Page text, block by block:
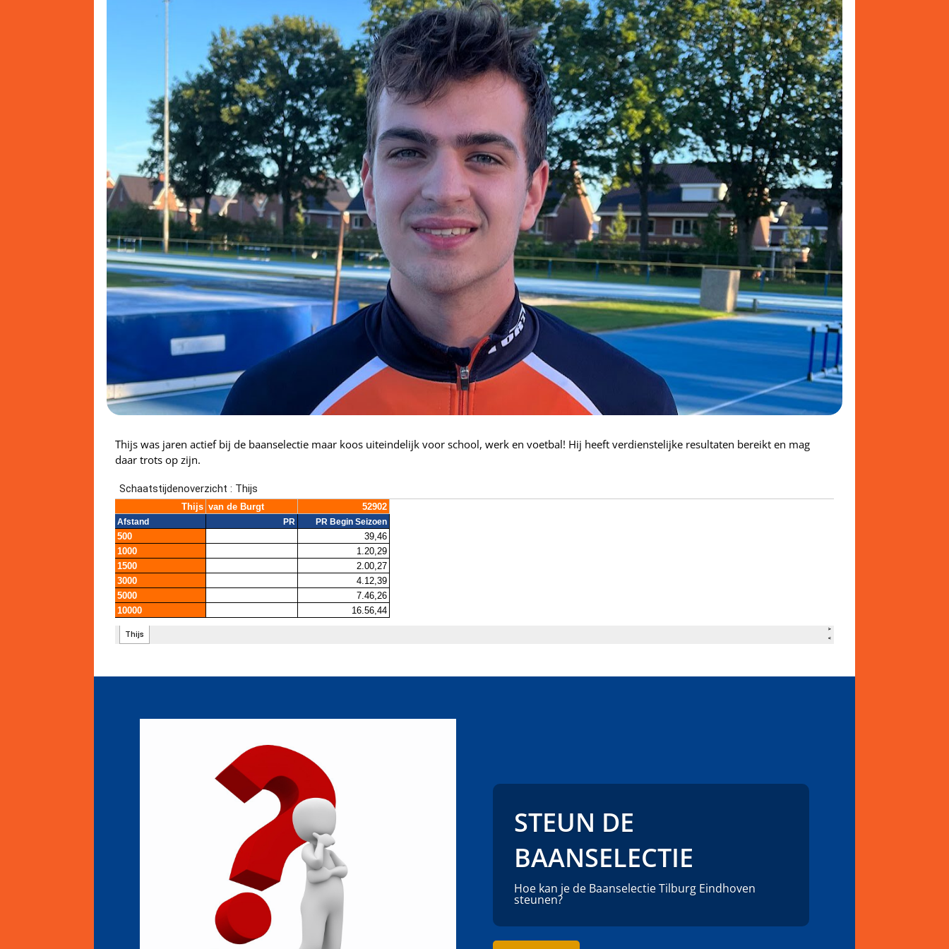
Thijs was jaren actief bij de baanselectie maar koos uiteindelijk voor school, werk en voetbal! Hij heeft verdienstelijke resultaten bereikt en mag
daar trots op zijn.
STEUN DE
BAANSELECTIE
Hoe kan je de Baanselectie Tilburg Eindhoven
steunen?